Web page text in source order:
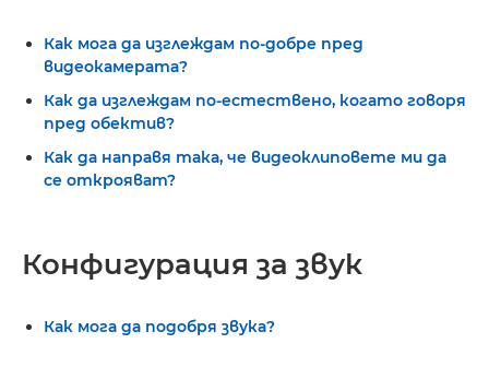
Как мога да изглеждам по-добре пред
видеокамерата?
Как да изглеждам по-естествено, когато говоря
пред обектив?
Как да направя така, че видеоклиповете ми да
се открояват?
Конфигурация за звук
Как мога да подобря звука?